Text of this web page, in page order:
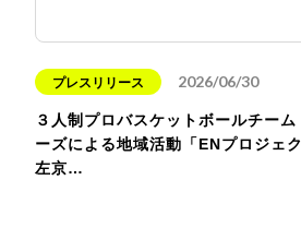
プレスリリース 2026/06/30
３人制プロバスケットボールチー
ーズによる地域活動「ENプロジェ
左京…